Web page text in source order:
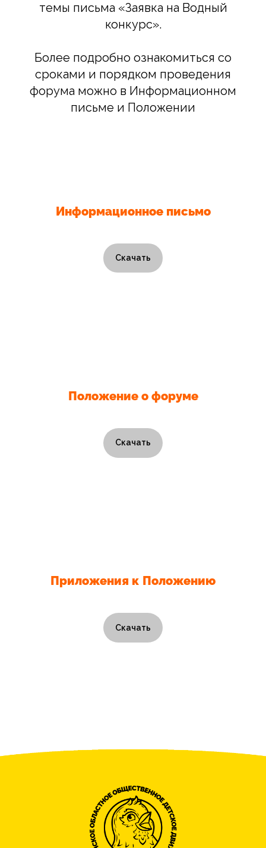
темы письма «Заявка на Водный
конкурс».
Более подробно ознакомиться со
сроками и порядком проведения
форума можно в Информационном
письме и Положении
Информационное письмо
Скачать
Положение о форуме
Скачать
Приложения к Положению
Скачать